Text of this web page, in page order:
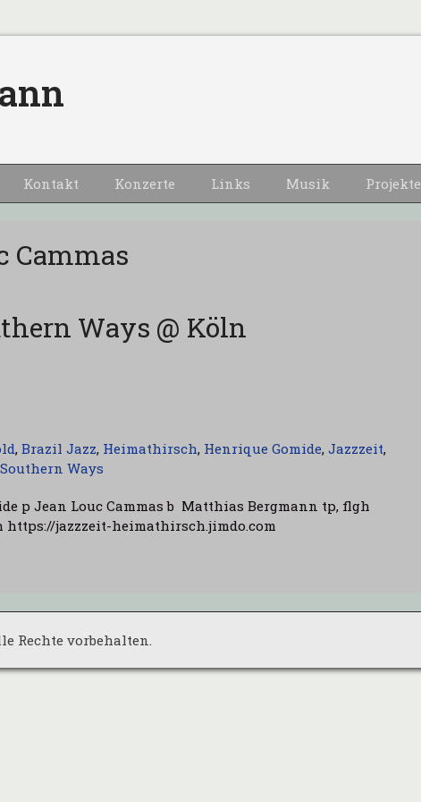
Kontakt Konzerte Links Musik Projekte
Cammas
Ways @ Köln
, Brazil Jazz, Heimathirsch, Henrique Gomide, Jazzzeit,
Southern Ways
p Jean Louc Cammas b Matthias Bergmann tp, flgh
https://jazzzeit-heimathirsch.jimdo.com
Rechte vorbehalten.